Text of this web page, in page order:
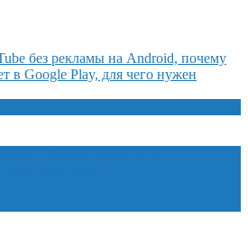
без рекламы на Android, почему
в Google Play, для чего нужен